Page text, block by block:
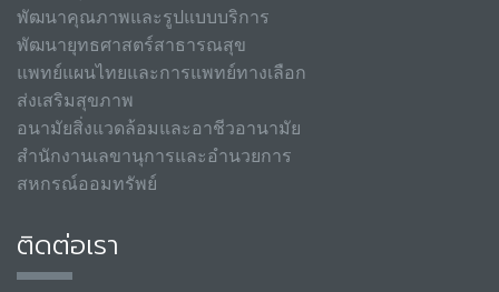
พัฒนาคุณภาพและรูปแบบบริการ
พัฒนายุทธศาสตร์สาธารณสุข
แพทย์แผนไทยและการแพทย์ทางเลือก
ส่งเสริมสุขภาพ
อนามัยสิ่งแวดล้อมและอาชีวอานามัย
สำนักงานเลขานุการและอำนวยการ
สหกรณ์ออมทรัพย์
ติดต่อเรา